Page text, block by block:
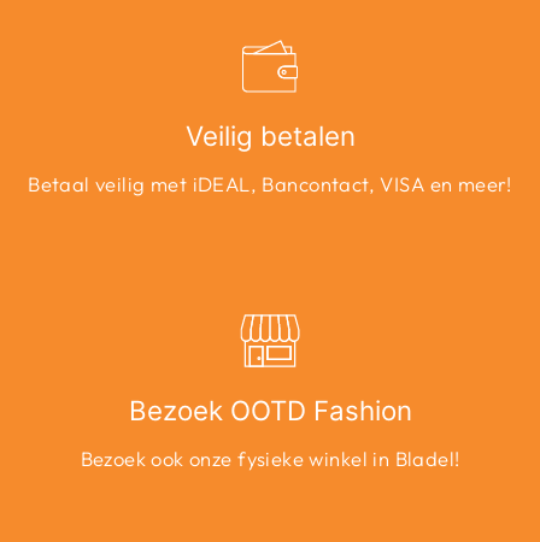
Veilig betalen
Betaal veilig met iDEAL, Bancontact, VISA en meer!
Bezoek OOTD Fashion
Bezoek ook onze fysieke winkel in Bladel!